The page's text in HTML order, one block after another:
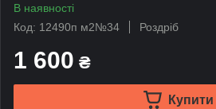
В наявності
Код: 12490п м2№34
Роздріб
1 600 ₴
Купити